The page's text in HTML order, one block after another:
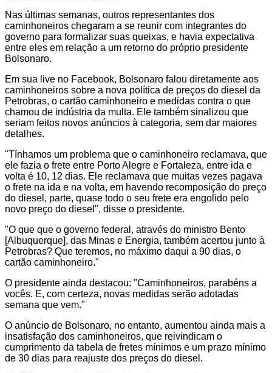
Nas últimas semanas, outros representantes dos
caminhoneiros chegaram a se reunir com integrantes do
governo para formalizar suas queixas, e havia expectativa
entre eles em relação a um retorno do próprio presidente
Bolsonaro.
Em sua live no Facebook, Bolsonaro falou diretamente aos
caminhoneiros sobre a nova política de preços do diesel da
Petrobras, o cartão caminhoneiro e medidas contra o que
chamou de indústria da multa. Ele também sinalizou que
seriam feitos novos anúncios à categoria, sem dar maiores
detalhes.
"Tínhamos um problema que o caminhoneiro reclamava, que
ele fazia o frete entre Porto Alegre e Fortaleza, entre ida e
volta é 10, 12 dias. Ele reclamava que muitas vezes pagava
o frete na ida e na volta, em havendo recomposição do preço
do diesel, parte, quase todo o seu frete era engolido pelo
novo preço do diesel", disse o presidente.
"O que que o governo federal, através do ministro Bento
[Albuquerque], das Minas e Energia, também acertou junto à
Petrobras? Que teremos, no máximo daqui a 90 dias, o
cartão caminhoneiro."
O presidente ainda destacou: "Caminhoneiros, parabéns a
vocês. E, com certeza, novas medidas serão adotadas
semana que vem."
O anúncio de Bolsonaro, no entanto, aumentou ainda mais a
insatisfação dos caminhoneiros, que reivindicam o
cumprimento da tabela de fretes mínimos e um prazo mínimo
de 30 dias para reajuste dos preços do diesel.